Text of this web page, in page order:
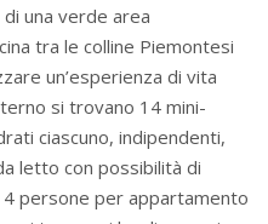
una verde area
tra le colline Piemontesi
un’esperienza di vita
si trovano 14 mini-
ciascuno, indipendenti,
letto con possibilità di
persone per appartamento